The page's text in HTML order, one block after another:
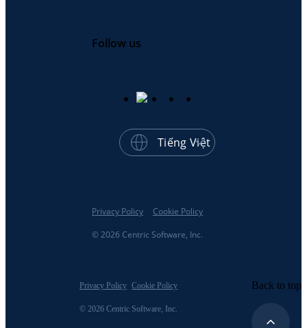
Follow us
Tiếng Việt
© 2026 Centric Software, Inc.
Privacy Policy Cookie Policy
© 2026 Centric Software, Inc.
Privacy Policy Cookie Policy Back to top